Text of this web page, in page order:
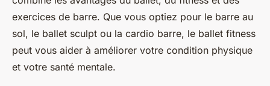
exercices de barre. Que vous optiez pour le barre au
sol, le ballet sculpt ou la cardio barre, le ballet fitness
peut vous aider à améliorer votre condition physique
et votre santé mentale.